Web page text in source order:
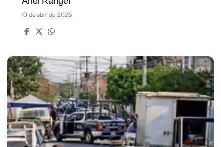
10 de abril de 2026